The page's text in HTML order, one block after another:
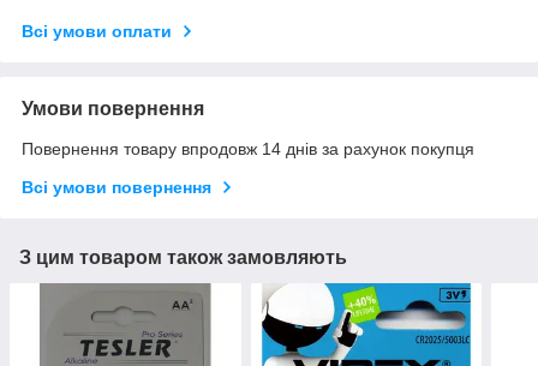
Всі умови оплати
Умови повернення
Повернення товару впродовж 14 днів за рахунок покупця
Всі умови повернення
З цим товаром також замовляють